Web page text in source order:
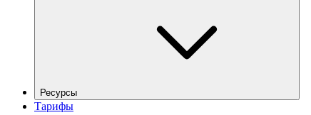
Ресурсы
Тарифы